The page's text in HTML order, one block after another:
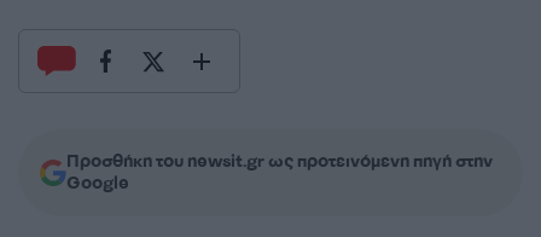
Προσθήκη του newsit.gr ως προτεινόμενη πηγή στην
Google